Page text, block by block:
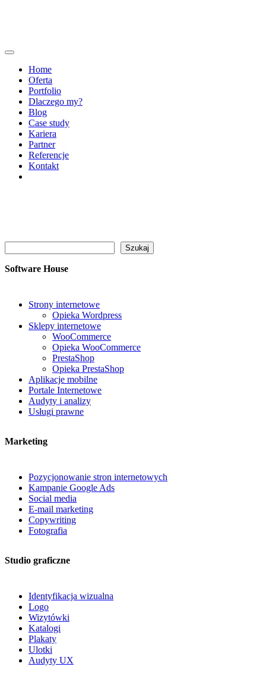
Home
Oferta
Portfolio
Dlaczego my?
Blog
Case study
Kariera
Partner
Referencje
Kontakt
Szukaj
Software House
Strony internetowe
Opieka Wordpress
Sklepy internetowe
WooCommerce
Opieka WooCommerce
PrestaShop
Opieka PrestaShop
Aplikacje mobilne
Portale Internetowe
Audyty i analizy
Usługi prawne
Marketing
Pozycjonowanie stron internetowych
Kampanie Google Ads
Social media
E-mail marketing
Copywriting
Fotografia
Studio graficzne
Identyfikacja wizualna
Logo
Wizytówki
Katalogi
Plakaty
Ulotki
Audyty UX